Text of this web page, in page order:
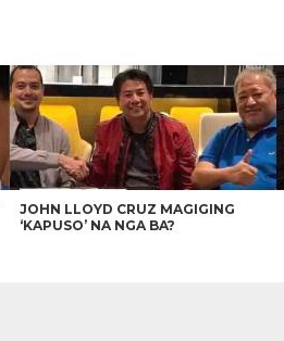
JOHN LLOYD CRUZ MAGIGING
‘KAPUSO’ NA NGA BA?